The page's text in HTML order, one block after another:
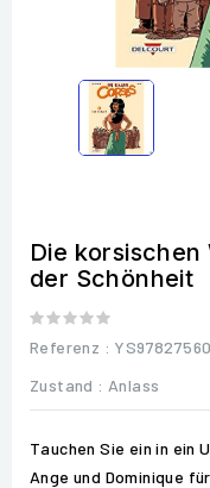
Die korsischen
der Schönheit
Referenz :
Zustand : Anlass
Tauchen Sie ein in ein
Ange und Dominique